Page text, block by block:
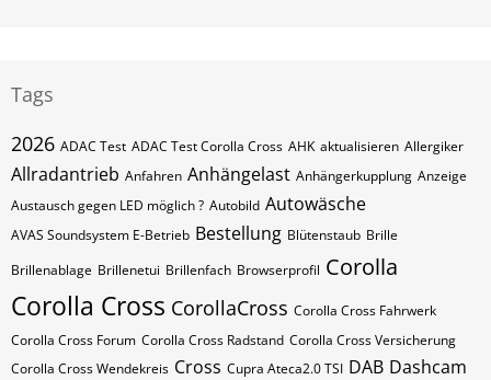
Tags
2026 ADAC Test ADAC Test Corolla Cross AHK aktualisieren Allergiker
Allradantrieb Anfahren Anhängelast Anhängerkupplung Anzeige
Austausch gegen LED möglich ? Autobild Autowäsche
AVAS Soundsystem E-Betrieb Bestellung Blütenstaub Brille
Brillenablage Brillenetui Brillenfach Browserprofil Corolla
Corolla Cross CorollaCross Corolla Cross Fahrwerk
Corolla Cross Forum Corolla Cross Radstand Corolla Cross Versicherung
Corolla Cross Wendekreis Cross Cupra Ateca2.0 TSI DAB Dashcam